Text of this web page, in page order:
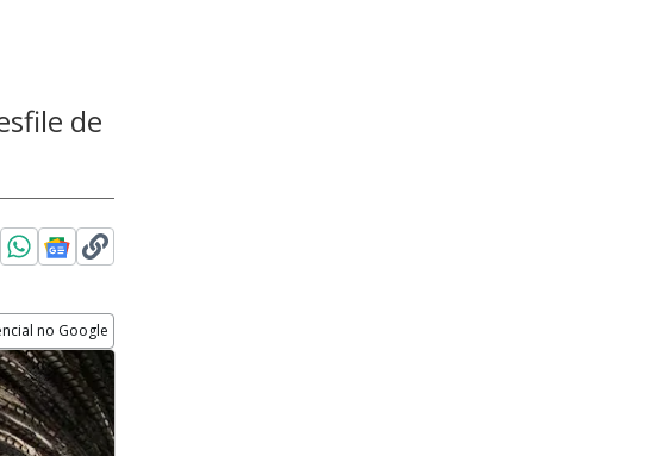
de
no Google